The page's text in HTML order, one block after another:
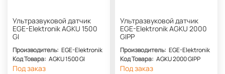
Ультразвуковой датчик
EGE-Elektronik AGKU 1500
GI
Производитель: EGE-Elektronik
Код Товара: AGKU 1500 GI
Под заказ
Ультразвуковой датчик
EGE-Elektronik AGKU 2000
GIPP
Производитель: EGE-Elektronik
Код Товара: AGKU 2000 GIPP
Под заказ